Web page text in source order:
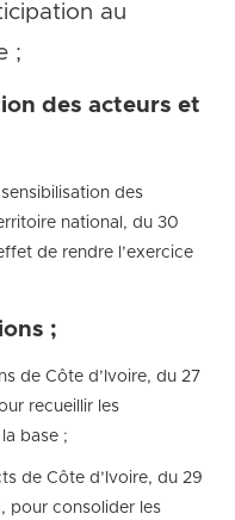
au
;
des acteurs et
des
national, du 30
de rendre l’exercice
;
de Côte d’Ivoire, du 27
recueillir les
base ;
de Côte d’Ivoire, du 29
pour consolider les